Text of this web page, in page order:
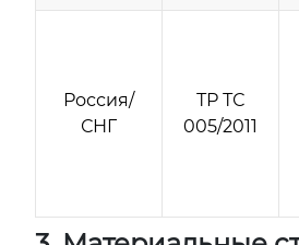
Россия/
СНГ
ТР ТС
005/2011